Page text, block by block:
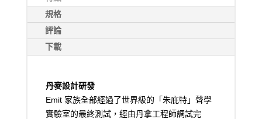
規格
評論
下載
丹麥設計研發
Emit 家族全部經過了世界級的「朱庇特」聲學
實驗室的最終測試，經由丹拿工程師調試完